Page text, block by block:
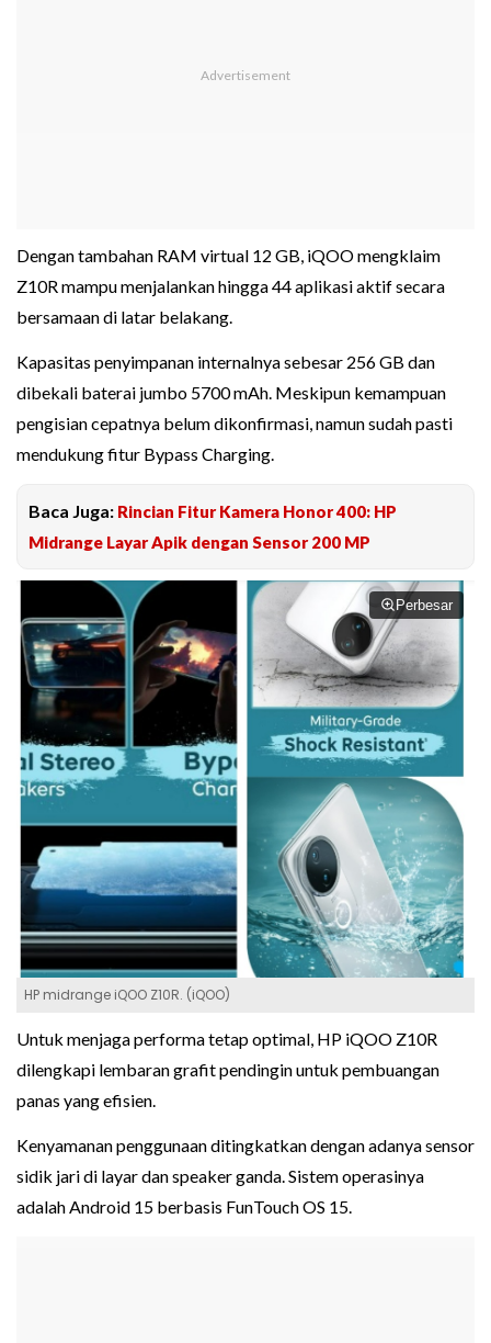
Dengan tambahan RAM virtual 12 GB, iQOO mengklaim
Z10R mampu menjalankan hingga 44 aplikasi aktif secara
bersamaan di latar belakang.
Kapasitas penyimpanan internalnya sebesar 256 GB dan
dibekali baterai jumbo 5700 mAh. Meskipun kemampuan
pengisian cepatnya belum dikonfirmasi, namun sudah pasti
mendukung fitur Bypass Charging.
Baca Juga: Rincian Fitur Kamera Honor 400: HP
Midrange Layar Apik dengan Sensor 200 MP
Perbesar
HP midrange iQOO Z10R. (iQOO)
Untuk menjaga performa tetap optimal, HP iQOO Z10R
dilengkapi lembaran grafit pendingin untuk pembuangan
panas yang efisien.
Kenyamanan penggunaan ditingkatkan dengan adanya sensor
sidik jari di layar dan speaker ganda. Sistem operasinya
adalah Android 15 berbasis FunTouch OS 15.